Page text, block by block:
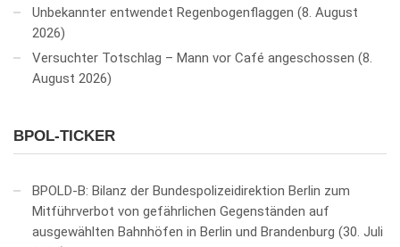
Unbekannter entwendet Regenbogenflaggen 8. August
2026
Versuchter Totschlag – Mann vor Café angeschossen 8.
August 2026
BPOL-TICKER
BPOLD-B: Bilanz der Bundespolizeidirektion Berlin zum
Mitführverbot von gefährlichen Gegenständen auf
ausgewählten Bahnhöfen in Berlin und Brandenburg 30. Juli